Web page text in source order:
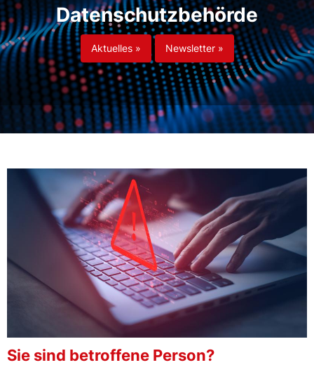
Datenschutzbehörde
Aktuelles » Newsletter »
Sie sind betroffene Person?